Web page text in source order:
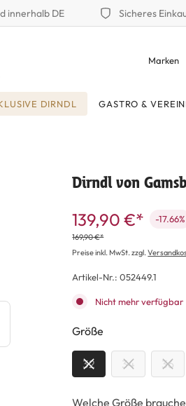
innerhalb DE Sicheres
Marken
DIRNDL GASTRO &
Dirndl von
139,90 €* -17.66%
169,90 €*
Preise inkl. MwSt. zzgl.
Artikel-Nr.:052449.1
Nicht mehr verfügbar
Größe
32 34 36
Welche Größe